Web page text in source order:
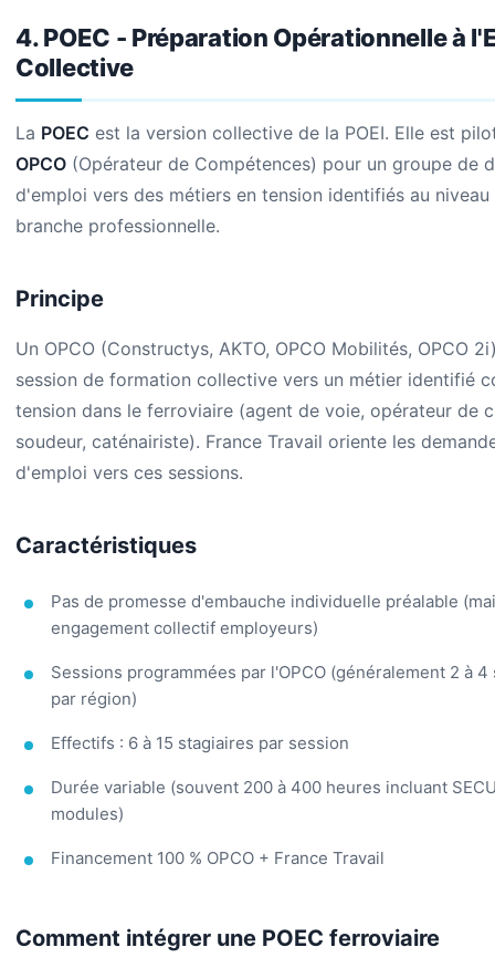
4. POEC - Préparation Opérationnelle à
Collective
La POEC est la version collective de la POEI. Elle est
OPCO (Opérateur de Compétences) pour un groupe de
d'emploi vers des métiers en tension identifiés au niveau
branche professionnelle.
Principe
Un OPCO (Constructys, AKTO, OPCO Mobilités, OPCO
session de formation collective vers un métier identifié
tension dans le ferroviaire (agent de voie, opérateur de
soudeur, caténairiste). France Travail oriente les
d'emploi vers ces sessions.
Caractéristiques
Pas de promesse d'embauche individuelle préalable
engagement collectif employeurs)
Sessions programmées par l'OPCO (généralement 2 à
par région)
Effectifs : 6 à 15 stagiaires par session
Durée variable (souvent 200 à 400 heures incluant
modules)
Financement 100 % OPCO + France Travail
Comment intégrer une POEC ferroviaire